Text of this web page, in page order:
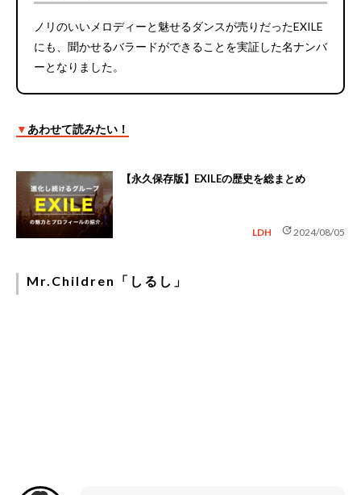
ノリのいいメロディーと魅せるダンスが売りだったEXILE
にも、聞かせるバラードができることを実証した名ナンバ
ーとなりました。
▼ あわせて読みたい！
【永久保存版】EXILEの歴史を総まとめ
LDH update2024/08/05
Mr.Children「しるし」